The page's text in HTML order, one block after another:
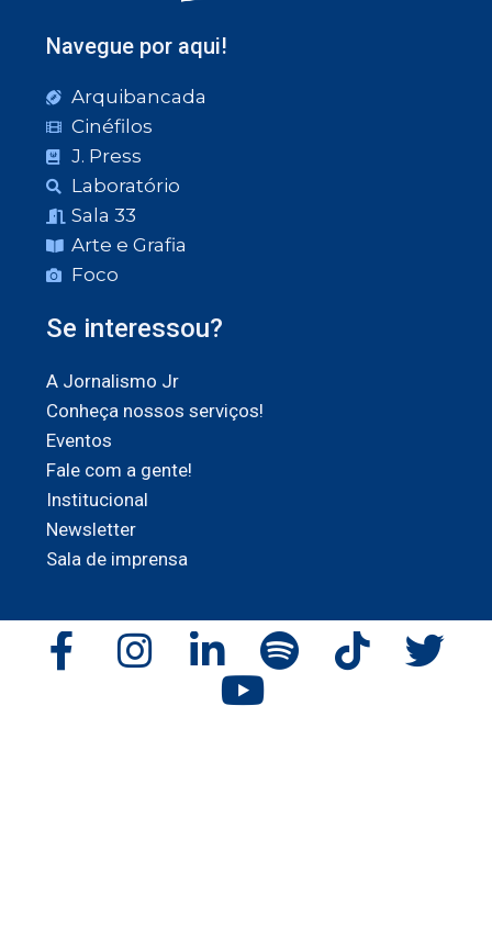
Navegue por aqui!
Arquibancada
Cinéfilos
J. Press
Laboratório
Sala 33
Arte e Grafia
Foco
Se interessou?
A Jornalismo Jr
Conheça nossos serviços!
Eventos
Fale com a gente!
Institucional
Newsletter
Sala de imprensa